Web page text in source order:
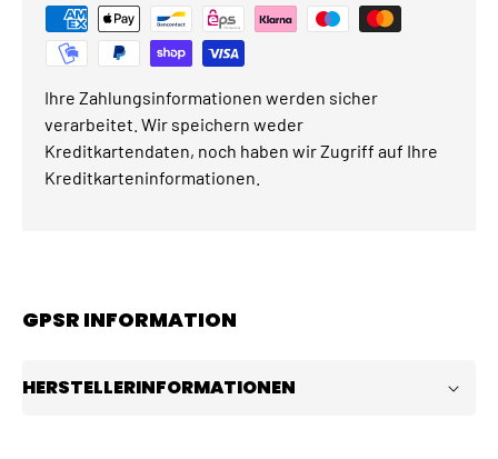
Ihre Zahlungsinformationen werden sicher
verarbeitet. Wir speichern weder
Kreditkartendaten, noch haben wir Zugriff auf Ihre
Kreditkarteninformationen.
GPSR INFORMATION
HERSTELLERINFORMATIONEN